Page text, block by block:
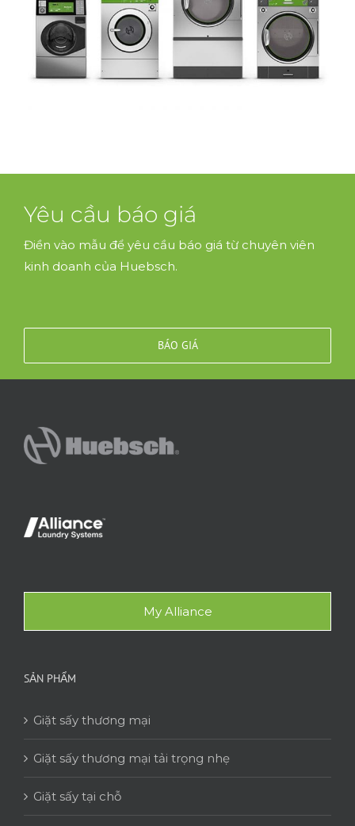
Yêu cầu báo giá
Điền vào mẫu để yêu cầu báo giá từ chuyên viên
kinh doanh của Huebsch.
BÁO GIÁ
My Alliance
SẢN PHẨM
Giặt sấy thương mại
Giặt sấy thương mại tải trọng nhẹ
Giặt sấy tại chỗ